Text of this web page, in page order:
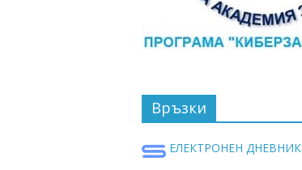
Връзки
ЕЛЕКТРОНЕН ДНЕВНИК